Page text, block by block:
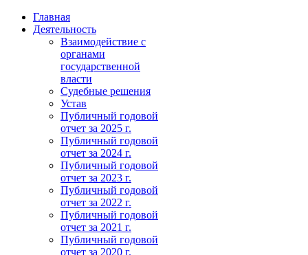
Главная
Деятельность
Взаимодействие с
органами
государственной
власти
Судебные решения
Устав
Публичный годовой
отчет за 2025 г.
Публичный годовой
отчет за 2024 г.
Публичный годовой
отчет за 2023 г.
Публичный годовой
отчет за 2022 г.
Публичный годовой
отчет за 2021 г.
Публичный годовой
отчет за 2020 г.